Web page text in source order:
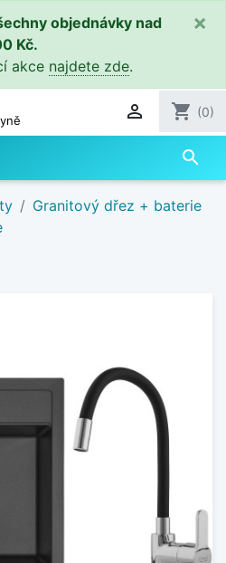
objednávky nad
Kč.
akce najdete zde.
×
 shopping_cart (0)
search
Granitový dřez + baterie